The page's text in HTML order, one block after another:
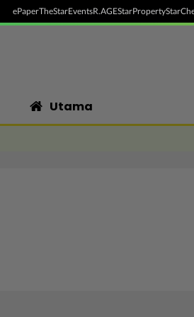
ePaperTheStarEventsR.AGEStarProperty
Utama